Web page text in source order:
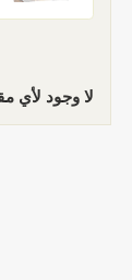
لا وجود لأي